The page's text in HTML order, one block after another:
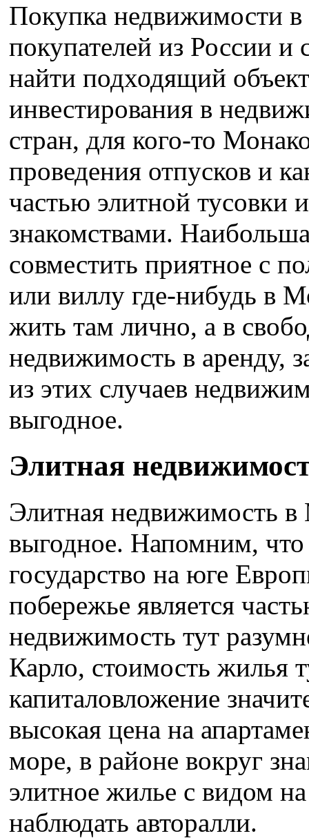
Покупка недвижимости
покупателей из России
найти подходящий
инвестирования в
стран, для кого-то
проведения отпусков и
частью элитной тусовки
знакомствами.
совместить приятное с
или виллу где-нибудь в
жить там лично, а в
недвижимость в аренду,
из этих случаев
выгодное.
Элитная
Элитная недвижимость
выгодное. Напомним,
государство на юге
побережье является
недвижимость тут
Карло, стоимость жилья
капиталовложение
высокая цена на
море, в районе вокруг
элитное жилье с видом
наблюдать авторалли.